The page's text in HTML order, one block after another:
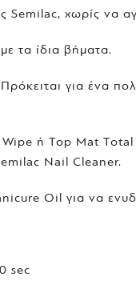
χωρίς να
τα ίδια βήματα.
για ένα
ή Top Mat
Nail Cleaner.
Oil για να
sec